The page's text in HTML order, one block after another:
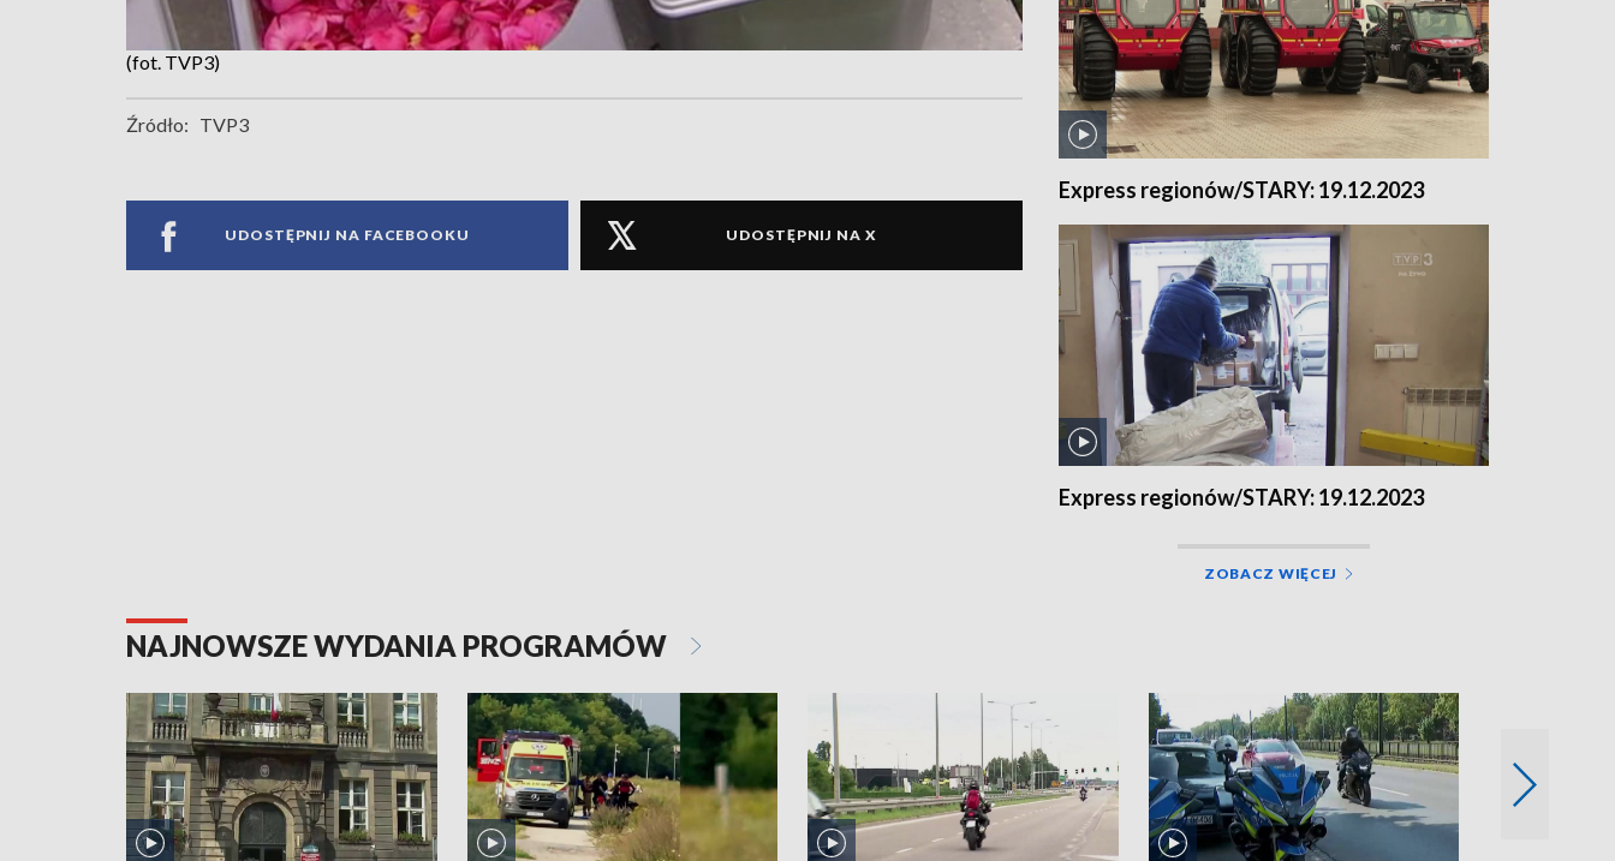
(fot. TVP3)
Źródło: TVP3
UDOSTĘPNIJ NA FACEBOOKU UDOSTĘPNIJ NA X
Express regionów/STARY: 19.12.2023
Express regionów/STARY: 19.12.2023
ZOBACZ WIĘCEJ
NAJNOWSZE WYDANIA PROGRAMÓW